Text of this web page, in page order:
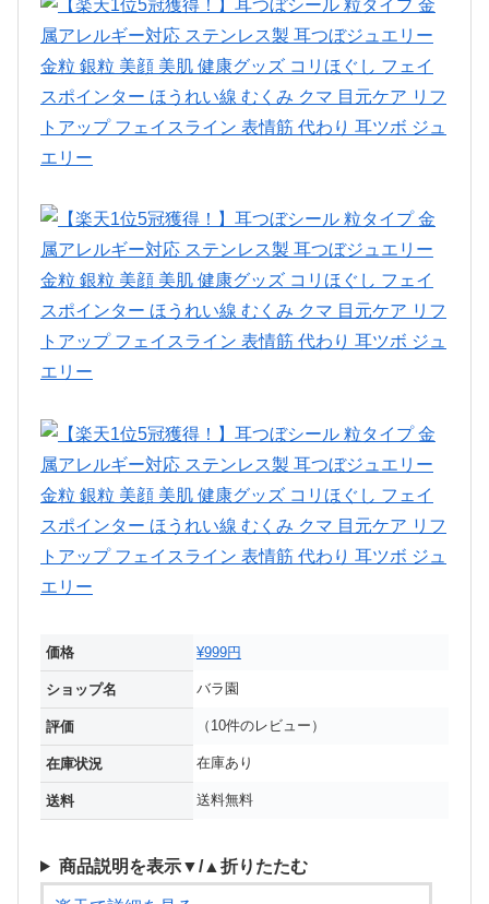
価格 ¥999円
ショップ名 バラ園
評価 （10件のレビュー）
在庫状況 在庫あり
送料 送料無料
商品説明を表示▼/▲折りたたむ